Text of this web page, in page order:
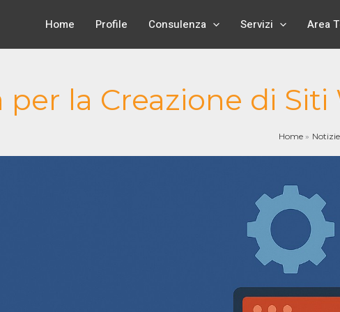
Home Profile Consulenza Servizi Area
la Creazione di
Home Notizie